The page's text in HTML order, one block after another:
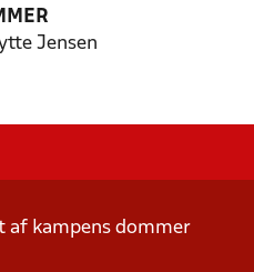
Jensen
af kampens dommer